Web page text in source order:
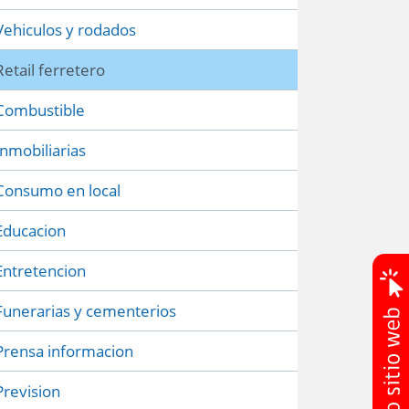
y rodados
ferretero
en local
y cementerios
informacion